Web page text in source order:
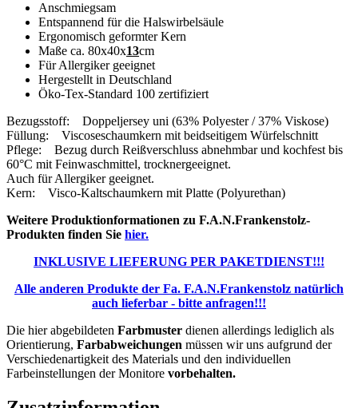
Anschmiegsam
Entspannend für die Halswirbelsäule
Ergonomisch geformter Kern
Maße ca. 80x40x13cm
Für Allergiker geeignet
Hergestellt in Deutschland
Öko-Tex-Standard 100 zertifiziert
Bezugsstoff: Doppeljersey uni (63% Polyester / 37% Viskose)
Füllung: Viscoseschaumkern mit beidseitigem Würfelschnitt
Pflege: Bezug durch Reißverschluss abnehmbar und kochfest bis
60°C mit Feinwaschmittel, trocknergeeignet.
Auch für Allergiker geeignet.
Kern: Visco-Kaltschaumkern mit Platte (Polyurethan)
Weitere Produktionformationen zu F.A.N.Frankenstolz-
Produkten finden Sie hier.
INKLUSIVE LIEFERUNG PER PAKETDIENST!!!
Alle anderen Produkte der Fa. F.A.N.Frankenstolz natürlich
auch lieferbar - bitte anfragen!!!
Die hier abgebildeten Farbmuster dienen allerdings lediglich als
Orientierung, Farbabweichungen müssen wir uns aufgrund der
Verschiedenartigkeit des Materials und den individuellen
Farbeinstellungen der Monitore vorbehalten.